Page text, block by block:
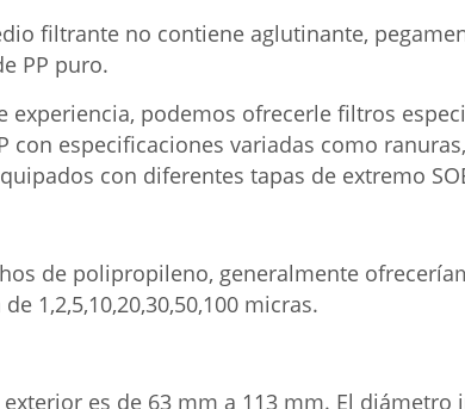
filtrante no contiene aglutinante,
PP puro.
experiencia, podemos ofrecerle filtros
con especificaciones variadas como
con diferentes tapas de extremo
de polipropileno, generalmente
1,2,5,10,20,30,50,100 micras.
es de 63 mm a 113 mm. El diámetro